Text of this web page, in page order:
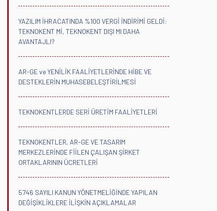
YAZILIM İHRACATINDA %100 VERGİ İNDİRİMİ GELDİ:
TEKNOKENT Mİ, TEKNOKENT DIŞI MI DAHA
AVANTAJLI?
AR-GE ve YENİLİK FAALİYETLERİNDE HİBE VE
DESTEKLERİN MUHASEBELEŞTİRİLMESİ
TEKNOKENTLERDE SERİ ÜRETİM FAALİYETLERİ
TEKNOKENTLER, AR-GE VE TASARIM
MERKEZLERİNDE FİİLEN ÇALIŞAN ŞİRKET
ORTAKLARININ ÜCRETLERİ
5746 SAYILI KANUN YÖNETMELİĞİNDE YAPILAN
DEĞİŞİKLİKLERE İLİŞKİN AÇIKLAMALAR